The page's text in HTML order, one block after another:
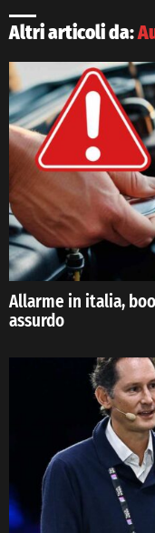
Altri articoli da:
Allarme in italia,
assurdo